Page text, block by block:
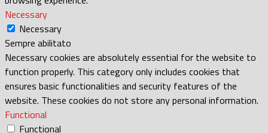
Necessary
Necessary
Sempre abilitato
Necessary cookies are absolutely essential for the website to
function properly. This category only includes cookies that
ensures basic functionalities and security features of the
website. These cookies do not store any personal information.
Functional
Functional